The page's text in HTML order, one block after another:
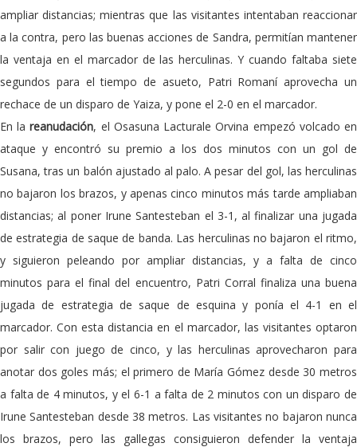
ampliar distancias; mientras que las visitantes intentaban reaccionar
a la contra, pero las buenas acciones de Sandra, permitían mantener
la ventaja en el marcador de las herculinas. Y cuando faltaba siete
segundos para el tiempo de asueto, Patri Romaní aprovecha un
rechace de un disparo de Yaiza, y pone el 2-0 en el marcador.
En lareanudación, el Osasuna Lacturale Orvina empezó volcado en
ataque y encontró su premio a los dos minutos con un gol de
Susana, tras un balón ajustado al palo. A pesar del gol, las herculinas
no bajaron los brazos, y apenas cinco minutos más tarde ampliaban
distancias; al poner Irune Santesteban el 3-1, al finalizar una jugada
de estrategia de saque de banda. Las herculinas no bajaron el ritmo,
y siguieron peleando por ampliar distancias, y a falta de cinco
minutos para el final del encuentro, Patri Corral finaliza una buena
jugada de estrategia de saque de esquina y ponía el 4-1 en el
marcador. Con esta distancia en el marcador, las visitantes optaron
por salir con juego de cinco, y las herculinas aprovecharon para
anotar dos goles más; el primero de María Gómez desde 30 metros
a falta de 4 minutos, y el 6-1 a falta de 2 minutos con un disparo de
Irune Santesteban desde 38 metros. Las visitantes no bajaron nunca
los brazos, pero las gallegas consiguieron defender la ventaja